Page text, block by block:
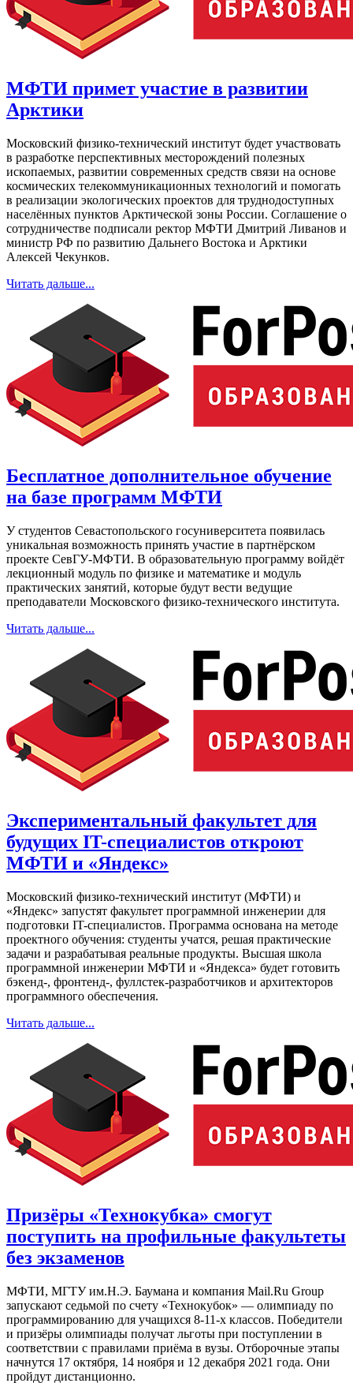
МФТИ примет участие в развитии
Арктики
Московский физико-технический институт будет участвовать
в разработке перспективных месторождений полезных
ископаемых, развитии современных средств связи на основе
космических телекоммуникационных технологий и помогать
в реализации экологических проектов для труднодоступных
населённых пунктов Арктической зоны России. Соглашение о
сотрудничестве подписали ректор МФТИ Дмитрий Ливанов и
министр РФ по развитию Дальнего Востока и Арктики
Алексей Чекунков.
Читать дальше...
Бесплатное дополнительное обучение
на базе программ МФТИ
У студентов Севастопольского госуниверситета появилась
уникальная возможность принять участие в партнёрском
проекте СевГУ-МФТИ. В образовательную программу войдёт
лекционный модуль по физике и математике и модуль
практических занятий, которые будут вести ведущие
преподаватели Московского физико-технического института.
Читать дальше...
Экспериментальный факультет для
будущих IT-специалистов откроют
МФТИ и «Яндекс»
Московский физико-технический институт (МФТИ) и
«Яндекс» запустят факультет программной инженерии для
подготовки IT-специалистов. Программа основана на методе
проектного обучения: студенты учатся, решая практические
задачи и разрабатывая реальные продукты. Высшая школа
программной инженерии МФТИ и «Яндекса» будет готовить
бэкенд-, фронтенд-, фуллстек-разработчиков и архитекторов
программного обеспечения.
Читать дальше...
Призёры «Технокубка» смогут
поступить на профильные факультеты
без экзаменов
МФТИ, МГТУ им.Н.Э. Баумана и компания Mail.Ru Group
запускают седьмой по счету «Технокубок» — олимпиаду по
программированию для учащихся 8-11-х классов. Победители
и призёры олимпиады получат льготы при поступлении в
соответствии с правилами приёма в вузы. Отборочные этапы
начнутся 17 октября, 14 ноября и 12 декабря 2021 года. Они
пройдут дистанционно.